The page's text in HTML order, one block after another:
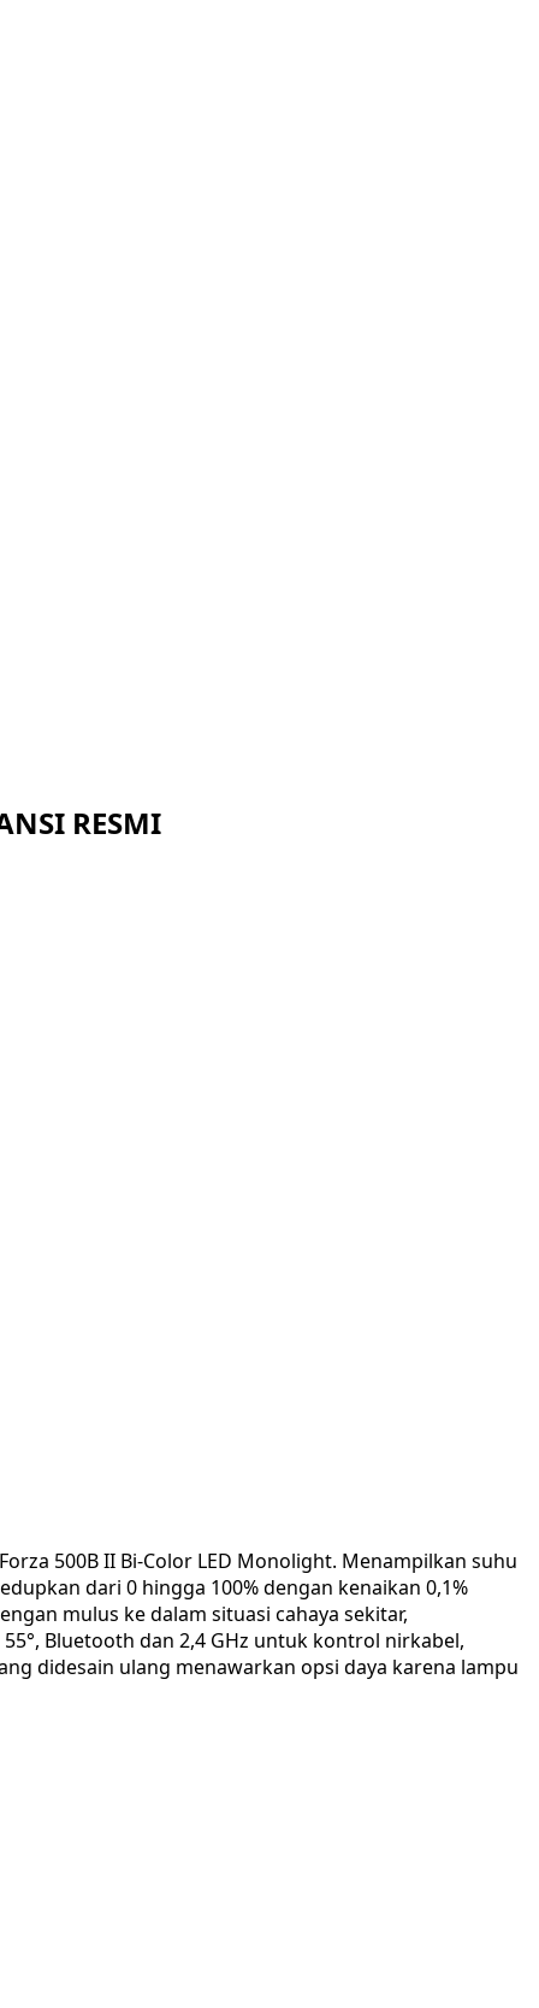
RESMI
500B II Bi-Color LED Monolight. Menampilkan suhu
dari 0 hingga 100% dengan kenaikan 0,1%
mulus ke dalam situasi cahaya sekitar,
Bluetooth dan 2,4 GHz untuk kontrol nirkabel,
didesain ulang menawarkan opsi daya karena lampu